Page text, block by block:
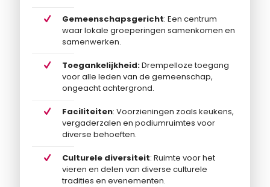
Gemeenschapsgericht: Een centrum
waar lokale groeperingen samenkomen en
samenwerken.
Toegankelijkheid:Drempelloze toegang
voor alle leden van de gemeenschap,
ongeacht achtergrond.
Faciliteiten: Voorzieningen zoals keukens,
vergaderzalen en podiumruimtes voor
diverse behoeften.
Culturele diversiteit: Ruimte voor het
vieren en delen van diverse culturele
tradities en evenementen.